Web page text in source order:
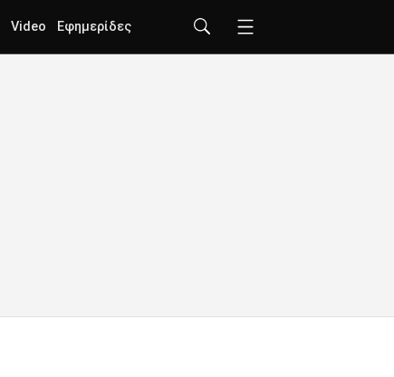
Video Εφημερίδες